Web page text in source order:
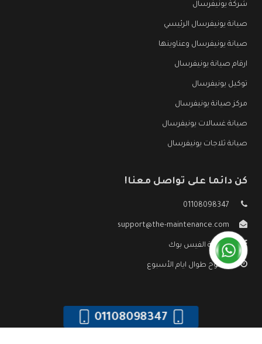
شركة يونيفرسال
صيانة يونيفرسال الرئيسي
صيانة يونيفرسال وعناوينها
ارقام صيانة يونيفرسال
توكيل يونيفرسال
مركز صيانة يونيفرسال
صيانة غسالات يونيفرسال
صيانة ثلاجات يونيفرسال
كن دائما على تواصل معنا!
01108098347
support@the-maintenance.com
صفحة الفيس بوك
مفتوح طوال ايام الأسبوع
01108098347